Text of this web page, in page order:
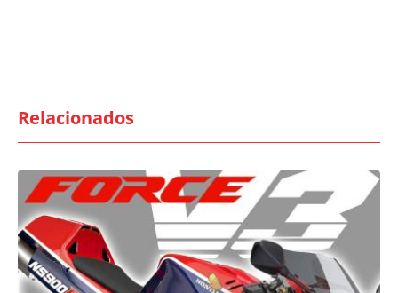
Relacionados